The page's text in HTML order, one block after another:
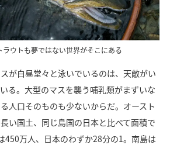
ウトも夢ではない世界がそこにある
が白昼堂々と泳いでいるのは、天敵がい
る。大型のマスを襲う哺乳類がまずいな
人口そのものも少ないからだ。オースト
い国土、同じ島国の日本と比べて面積で
450万人、日本のわずか28分の1。南島は